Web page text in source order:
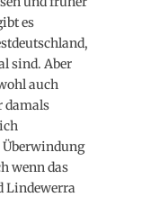
es
sind. Aber
auch
damals
wenn das
Lindewerra